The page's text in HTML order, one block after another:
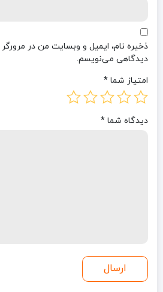
ذخیره نام، ایمیل و وبسایت من در مرورگر
دیدگاهی می‌نویسم.
امتیاز شما *
دیدگاه شما *